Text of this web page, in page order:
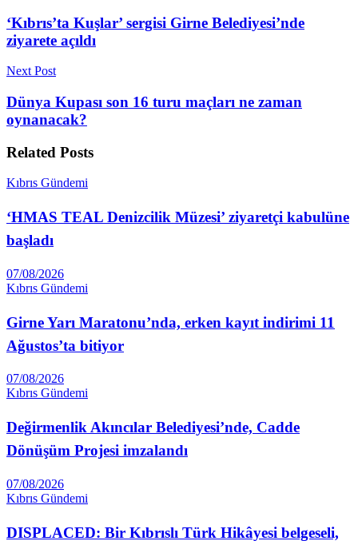
‘Kıbrıs’ta Kuşlar’ sergisi Girne Belediyesi’nde
ziyarete açıldı
Next Post
Dünya Kupası son 16 turu maçları ne zaman
oynanacak?
Related Posts
Kıbrıs Gündemi
‘HMAS TEAL Denizcilik Müzesi’ ziyaretçi kabulüne
başladı
07/08/2026
Kıbrıs Gündemi
Girne Yarı Maratonu’nda, erken kayıt indirimi 11
Ağustos’ta bitiyor
07/08/2026
Kıbrıs Gündemi
Değirmenlik Akıncılar Belediyesi’nde, Cadde
Dönüşüm Projesi imzalandı
07/08/2026
Kıbrıs Gündemi
DISPLACED: Bir Kıbrıslı Türk Hikâyesi belgeseli,